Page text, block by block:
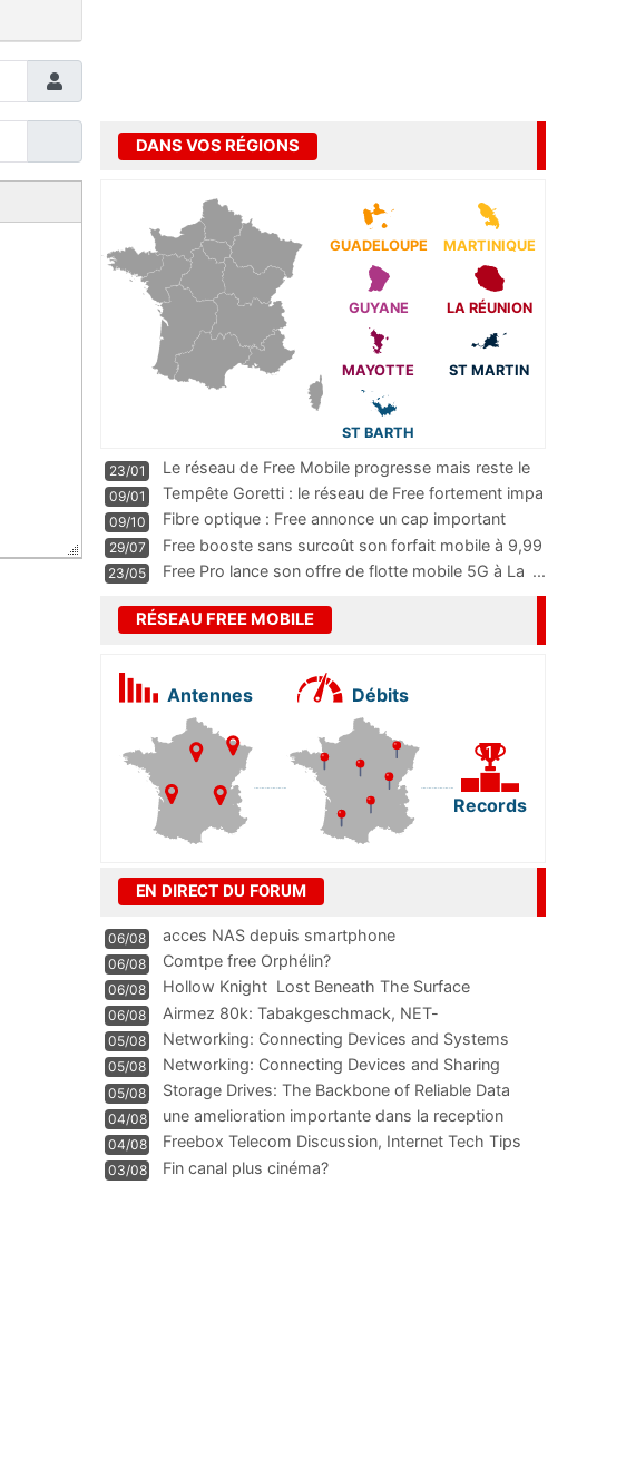
DANS VOS RÉGIONS
GUADELOUPE MARTINIQUE
GUYANE LA RÉUNION
MAYOTTE ST MARTIN
ST BARTH
23/01
Le réseau de Free Mobile progresse mais reste le
m
...
09/01
Tempête Goretti : le réseau de Free fortement impa
09/10
Fibre optique : Free annonce un cap important
pass
...
29/07
Free booste sans surcoût son forfait mobile à 9,99
23/05 Free Pro lance son offre de flotte mobile 5G à La ...
RÉSEAU FREE MOBILE
Antennes Débits
Records
EN DIRECT DU FORUM
06/08 acces NAS depuis smartphone
06/08 Comtpe free Orphélin?
06/08 Hollow Knight  Lost Beneath The Surface
06/08
Airmez 80k: Tabakgeschmack, NET-
Technologie und Leistung im
05/08 Networking: Connecting Devices and Systems
05/08
Networking: Connecting Devices and Sharing
Information
05/08
Storage Drives: The Backbone of Reliable Data
Management
04/08
une amelioration importante dans la reception
WIFI
04/08
Freebox Telecom Discussion, Internet Tech Tips
Communi
03/08 Fin canal plus cinéma?